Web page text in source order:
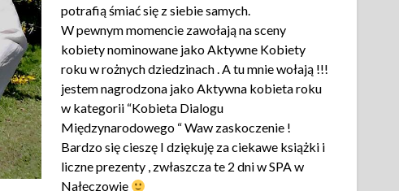
potrafią śmiać się z siebie samych.
W pewnym momencie zawołają na sceny
kobiety nominowane jako Aktywne Kobiety
roku w rożnych dziedzinach . A tu mnie wołają !!!
jestem nagrodzona jako Aktywna kobieta roku
w kategorii “Kobieta Dialogu
Międzynarodowego “ Waw zaskoczenie !
Bardzo się cieszę I dziękuję za ciekawe książki i
liczne prezenty , zwłaszcza te 2 dni w SPA w
Nałęczowie